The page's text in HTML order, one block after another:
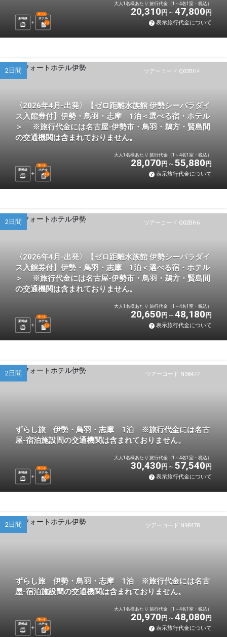
新幹線 ホテル
選べる
1 泊
大人1名様あたり 旅行代金（1～4名1室・税込）
20,310 円 47,800 円
表示旅行代金について
ツアーコード Q02BH4
2日間
〈2026年4月-出発〉【ゼロ距離水族館 伊勢シーパラダイ
ス入館券付】伊勢・鳥羽・志摩 1泊＜選べる宿・ホテル
＞ ※旅行代金には名古屋-伊勢市・鳥羽・鵜方・賢島間
の交通機関は含まれておりません。
新幹線 ホテル
選べる
1 泊
大人1名様あたり 旅行代金（1～4名1室・税込）
28,070 円 55,880 円
表示旅行代金について
ツアーコード Q02BH6
2日間
〈2026年4月-出発〉【ゼロ距離水族館 伊勢シーパラダイ
ス入館券付】伊勢・鳥羽・志摩 1泊＜選べる宿・ホテル
＞ ※旅行代金には名古屋-伊勢市・鳥羽・鵜方・賢島間
の交通機関は含まれておりません。
新幹線 ホテル
選べる
1 泊
大人1名様あたり 旅行代金（1～4名1室・税込）
20,650 円 48,180 円
表示旅行代金について
ツアーコード N98477
2日間
ずらし旅 伊勢・鳥羽・志摩 1泊 ※旅行代金には名古
屋-宿泊施設間の交通機関は含まれておりません。
新幹線 ホテル
選べる
1 泊
大人1名様あたり 旅行代金（1～4名1室・税込）
30,430 円 57,540 円
表示旅行代金について
ツアーコード N98478
2日間
ずらし旅 伊勢・鳥羽・志摩 1泊 ※旅行代金には名古
屋-宿泊施設間の交通機関は含まれておりません。
新幹線 ホテル
選べる
1 泊
大人1名様あたり 旅行代金（1～4名1室・税込）
20,970 円 48,080 円
表示旅行代金について